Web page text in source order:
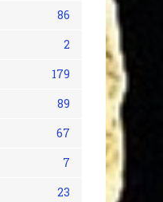
86
2
179
89
67
7
23